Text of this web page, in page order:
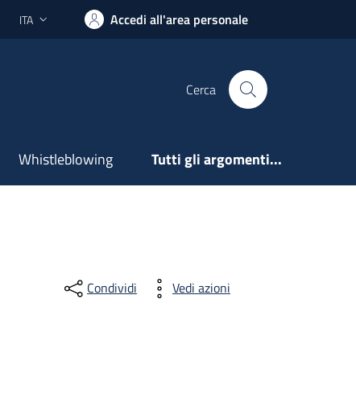
Lingua attiva:
ITA Accedi all'area personale
Cerca
Whistleblowing Tutti gli argomenti...
Condividi Vedi azioni